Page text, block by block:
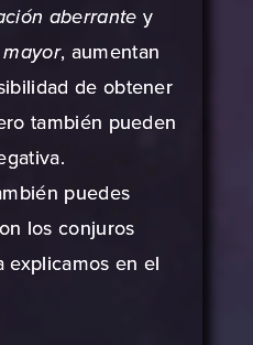
aberrante y
, aumentan
de obtener
también pueden
puedes
los conjuros
explicamos en el